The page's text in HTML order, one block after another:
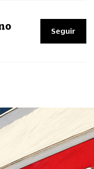
Seguir